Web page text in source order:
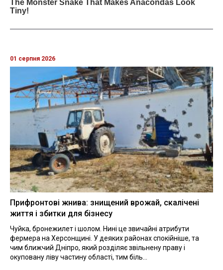
01 серпня 2026
Прифронтові жнива: знищений врожай, скалічені
життя і збитки для бізнесу
Чуйка, бронежилет і шолом. Нині це звичайні атрибути
фермера на Херсонщині. У деяких районах спокійніше, та
чим ближчий Дніпро, який розділяє звільнену праву і
окуповану ліву частину області, тим біль...